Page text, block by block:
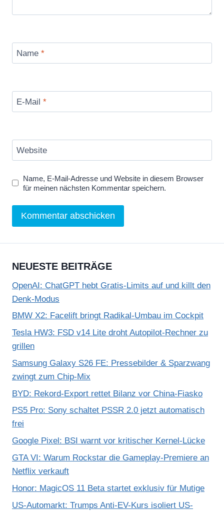
Name *
E-Mail *
Website
Name, E-Mail-Adresse und Website in diesem Browser
für meinen nächsten Kommentar speichern.
NEUESTE BEITRÄGE
OpenAI: ChatGPT hebt Gratis-Limits auf und killt den
Denk-Modus
BMW X2: Facelift bringt Radikal-Umbau im Cockpit
Tesla HW3: FSD v14 Lite droht Autopilot-Rechner zu
grillen
Samsung Galaxy S26 FE: Pressebilder & Sparzwang
zwingt zum Chip-Mix
BYD: Rekord-Export rettet Bilanz vor China-Fiasko
PS5 Pro: Sony schaltet PSSR 2.0 jetzt automatisch
frei
Google Pixel: BSI warnt vor kritischer Kernel-Lücke
GTA VI: Warum Rockstar die Gameplay-Premiere an
Netflix verkauft
Honor: MagicOS 11 Beta startet exklusiv für Mutige
US-Automarkt: Trumps Anti-EV-Kurs isoliert US-